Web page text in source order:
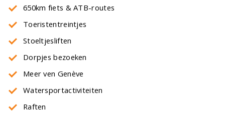
650km fiets & ATB-routes
Toeristentreintjes
Stoeltjesliften
Dorpjes bezoeken
Meer ven Genève
Watersportactiviteiten
Raften